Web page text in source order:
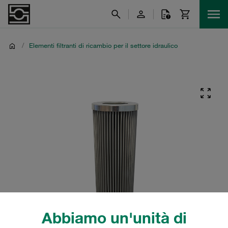
Abbiamo un'unità di
/ Elementi filtranti di ricambio per il settore idraulico